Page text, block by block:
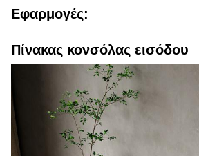
Εφαρμογές:
Πίνακας κονσόλας εισόδου